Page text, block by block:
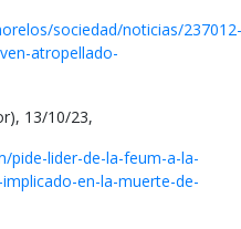
sociedad/noticias/237012-
atropellado-
13/10/23,
pide-lider-de-la-feum-a-la-
en-la-muerte-de-